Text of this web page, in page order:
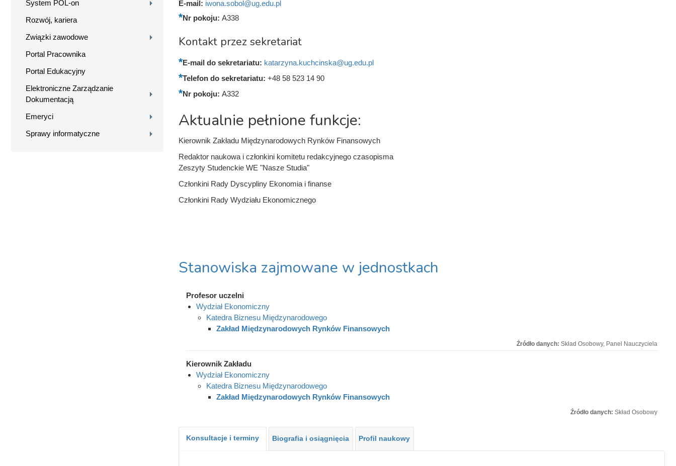
System POL-on
Rozwój, kariera
Związki zawodowe
Portal Pracownika
Portal Edukacyjny
Elektroniczne Zarządzanie
Dokumentacją
Emeryci
Sprawy informatyczne
E-mail: iwona.sobol@ug.edu.pl
Nr pokoju: A338
Kontakt przez sekretariat
E-mail do sekretariatu: katarzyna.kuchcinska@ug.edu.pl
Telefon do sekretariatu: +48 58 523 14 90
Nr pokoju: A332
Aktualnie pełnione funkcje:
Kierownik Zakładu Międzynarodowych Rynków Finansowych
Redaktor naukowa i członkini komitetu redakcyjnego czasopisma
Zeszyty Studenckie WE "Nasze Studia"
Członkini Rady Dyscypliny Ekonomia i finanse
Członkini Rady Wydziału Ekonomicznego
Stanowiska zajmowane w jednostkach
Profesor uczelni
Wydział Ekonomiczny
Katedra Biznesu Międzynarodowego
Zakład Międzynarodowych Rynków Finansowych
Źródło danych: Skład Osobowy, Panel Nauczyciela
Kierownik Zakładu
Wydział Ekonomiczny
Katedra Biznesu Międzynarodowego
Zakład Międzynarodowych Rynków Finansowych
Źródło danych: Skład Osobowy
Konsultacje i terminy Biografia i osiągnięcia Profil naukowy